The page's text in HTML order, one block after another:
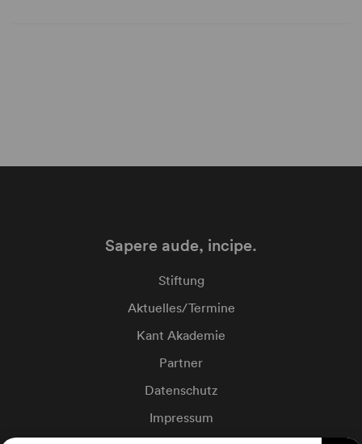
Sapere aude, incipe.
Stiftung
Aktuelles/Termine
Kant Akademie
Partner
Datenschutz
Impressum